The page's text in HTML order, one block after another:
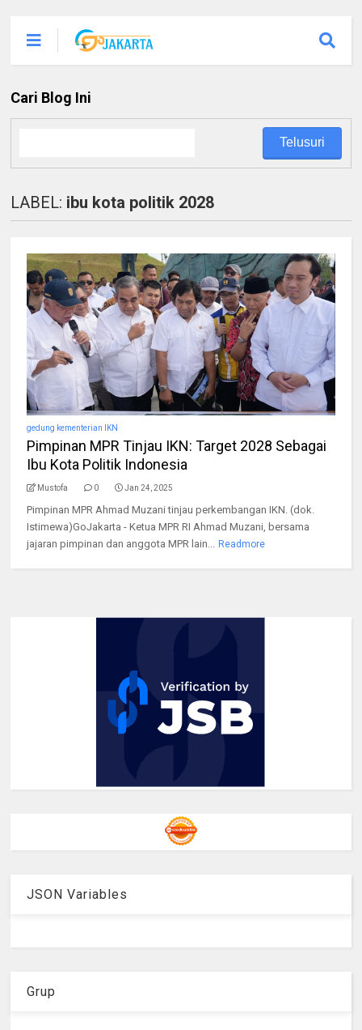
Cari Blog Ini
LABEL: ibu kota politik 2028
gedung kementerian IKN
Pimpinan MPR Tinjau IKN: Target 2028 Sebagai
Ibu Kota Politik Indonesia
Mustofa 0 Jan 24, 2025
Pimpinan MPR Ahmad Muzani tinjau perkembangan IKN. (dok.
Istimewa)GoJakarta - Ketua MPR RI Ahmad Muzani, bersama
jajaran pimpinan dan anggota MPR lain...
Readmore
JSON Variables
Grup